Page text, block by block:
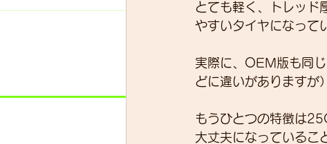
とても軽く、トレッド
やすいタイヤになって
実際に、OEM版も同
どに違いがありますが
もうひとつの特徴は
大丈夫になっているこ